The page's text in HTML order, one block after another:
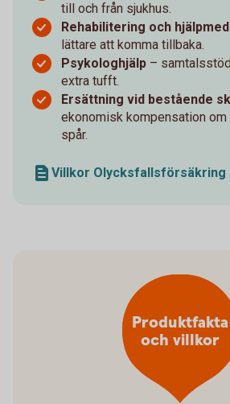
till och från sjukhus.
Rehabilitering och
lättare att komma tillbaka.
Psykologhjälp –
extra tufft.
Ersättning vid bestående
ekonomisk kompensation om
spår.
Villkor Olycksfallsförsäkring
Produktfakta
och villkor